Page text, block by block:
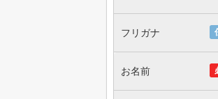
フリガナ
お名前